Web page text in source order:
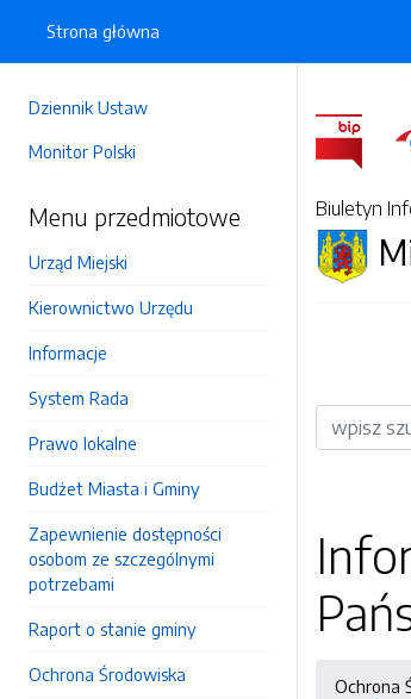
Dziennik Ustaw
Monitor Polski
Menu przedmiotowe
Urząd Miejski
Kierownictwo Urzędu
Informacje
System Rada
Prawo lokalne
Budżet Miasta i Gminy
Zapewnienie dostępności
osobom ze szczególnymi
potrzebami
Raport o stanie gminy
Ochrona Środowiska
Strona główna
Biuletyn
Ochrona